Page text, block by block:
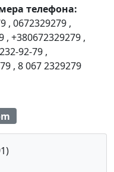
телефона:
, 0672329279 ,
, +380672329279 ,
92-79 ,
, 8 067 2329279